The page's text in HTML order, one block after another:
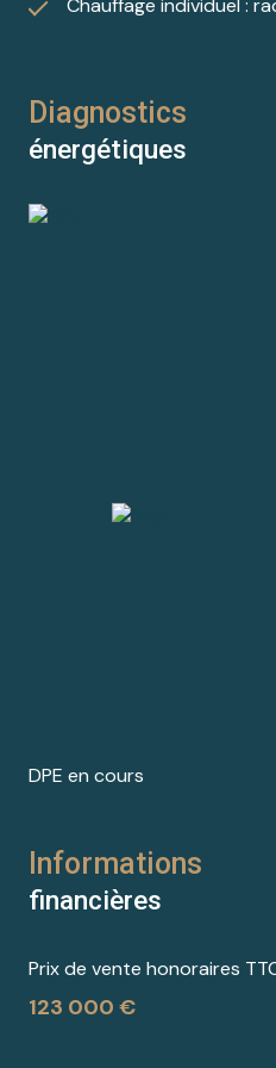
Diagnostics
énergétiques
DPE en cours
Informations
financières
Prix de vente honoraires
123 000 €